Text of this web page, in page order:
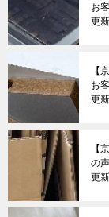
お
更
【
お
更
【
の声
更